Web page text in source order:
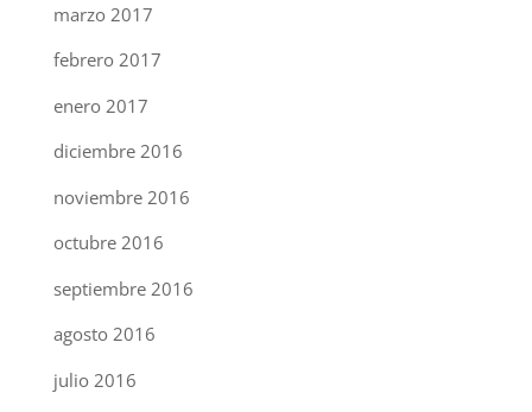
marzo 2017
febrero 2017
enero 2017
diciembre 2016
noviembre 2016
octubre 2016
septiembre 2016
agosto 2016
julio 2016